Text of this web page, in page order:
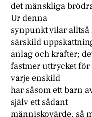
det mänskliga
Ur denna
synpunkt vilar alltså
särskild
anlag och krafter;
fastmer uttrycket
varje enskild
har såsom ett barn
själv ett sådant
människovärde, så